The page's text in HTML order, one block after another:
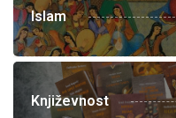
Islam
Književnost